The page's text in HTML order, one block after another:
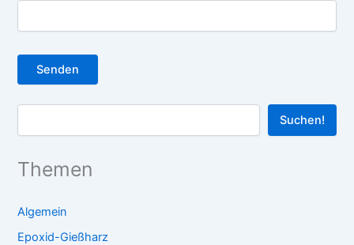
Search
Suchen!
Themen
Algemein
Epoxid-Gießharz